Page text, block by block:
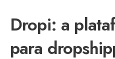
Dropi: a
para